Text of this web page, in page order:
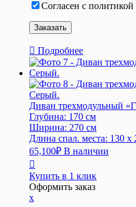
Согласен с политикой
Подробнее
Диван трехмодульный
Глубина: 170 см
Ширина: 270 см
Длина спал. места: 130 x
65,100₽ В наличии
Купить в 1 клик
Оформить заказ
x